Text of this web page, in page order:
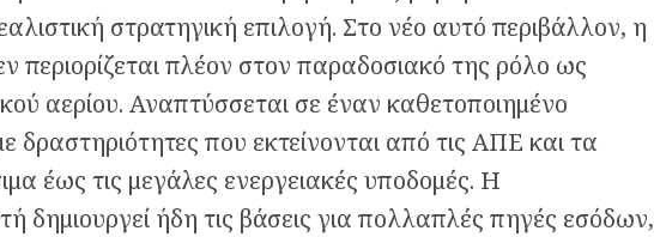
στρατηγική επιλογή. Στο νέο αυτό περιβάλλον, η
περιορίζεται πλέον στον παραδοσιακό της ρόλο ως
αερίου. Αναπτύσσεται σε έναν καθετοποιημένο
δραστηριότητες που εκτείνονται από τις ΑΠΕ και τα
έως τις μεγάλες ενεργειακές υποδομές. Η
δημιουργεί ήδη τις βάσεις για πολλαπλές πηγές εσόδων,